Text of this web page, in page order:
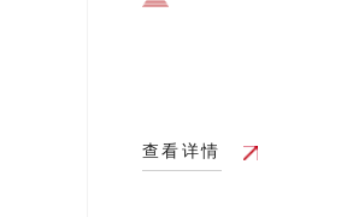
查看详情